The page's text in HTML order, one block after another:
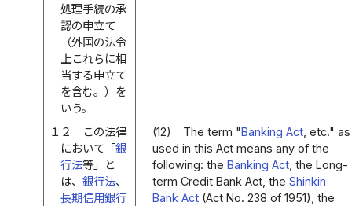
処理手続の承
認の申立て
（外国の法令
上これらに相
当する申立て
を含む。）を
いう。
１２
この法律
において「銀
行法等」と
は、銀行法、
長期信用銀行
(12) The term "Banking Act, etc." as
used in this Act means any of the
following: theBanking Act , the Long-
term Credit Bank Act, theShinkin
Bank Act (Act No. 238 of 1951), the